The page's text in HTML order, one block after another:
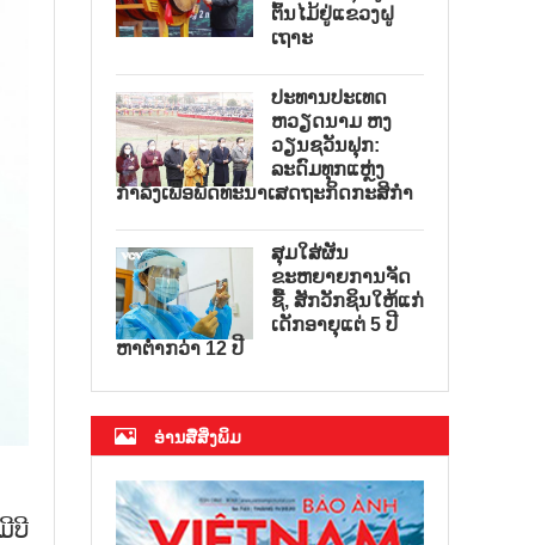
ບີ
ຕົ້ນໄມ້ຢູ່ແຂວງຝູ
ເຖາະ
ປະທານປະເທດ
ຫວຽດນາມ ຫງ
ວຽນຊວັນຟຸກ:
ລະດົມທຸກແຫຼ່ງ
ກຳລັງເພື່ອພັດທະນາເສດຖະກິດກະສິກຳ
ສຸມໃສ່ຜັນ
ຂະຫຍາຍການຈັດ
ຊື້, ສັກວັກຊິນໃຫ້ແກ່
ເດັກອາຍຸແຕ່ 5 ປີ
ຫາຕ່ຳກວ່າ 12 ປີ
ອ່ານສື່ສິ່ງພິມ